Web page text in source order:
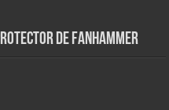
de FanHammer